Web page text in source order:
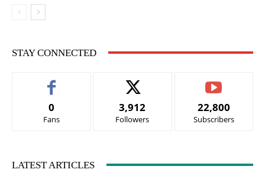
STAY CONNECTED
0
Fans
3,912
Followers
22,800
Subscribers
LATEST ARTICLES